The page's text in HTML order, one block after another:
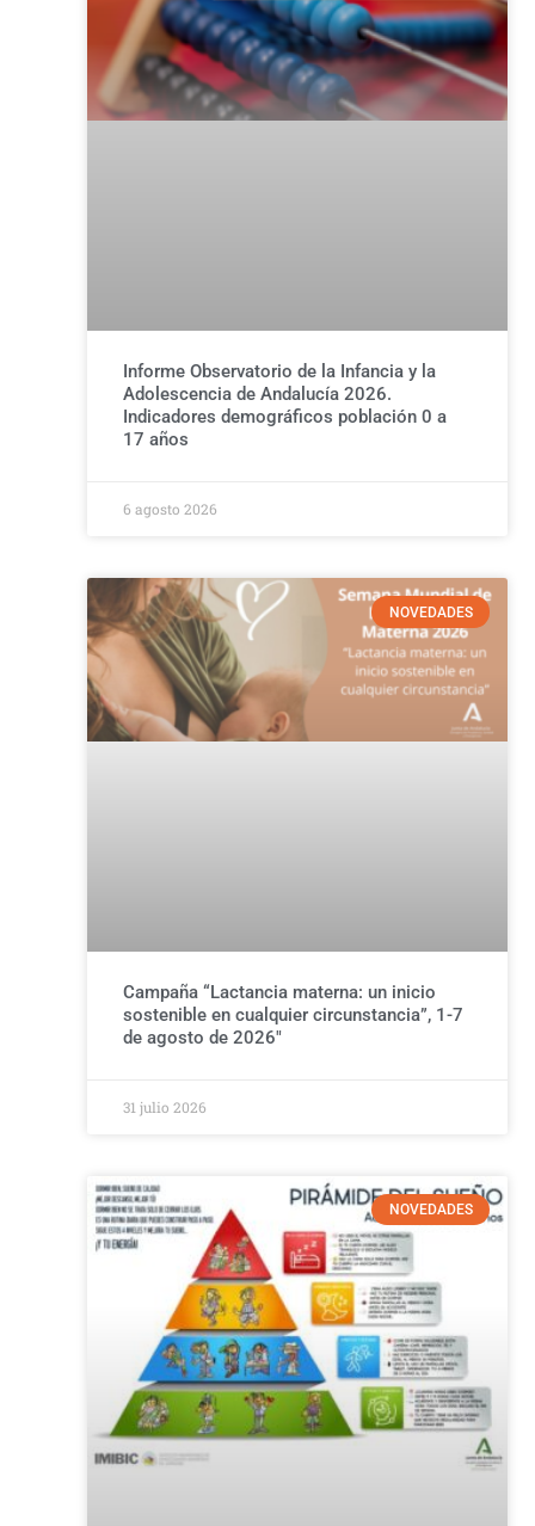
Informe Observatorio de la Infancia y la
Adolescencia de Andalucía 2026.
Indicadores demográficos población 0 a
17 años
6 agosto 2026
NOVEDADES
Campaña “Lactancia materna: un inicio
sostenible en cualquier circunstancia”, 1-7
de agosto de 2026″
31 julio 2026
NOVEDADES